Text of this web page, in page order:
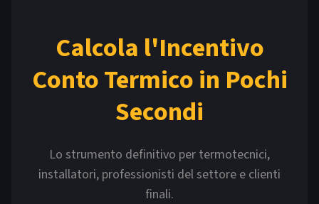
Calcola l'Incentivo
Conto Termico in Pochi
Secondi
Lo strumento definitivo per termotecnici,
installatori, professionisti del settore e clienti
finali.